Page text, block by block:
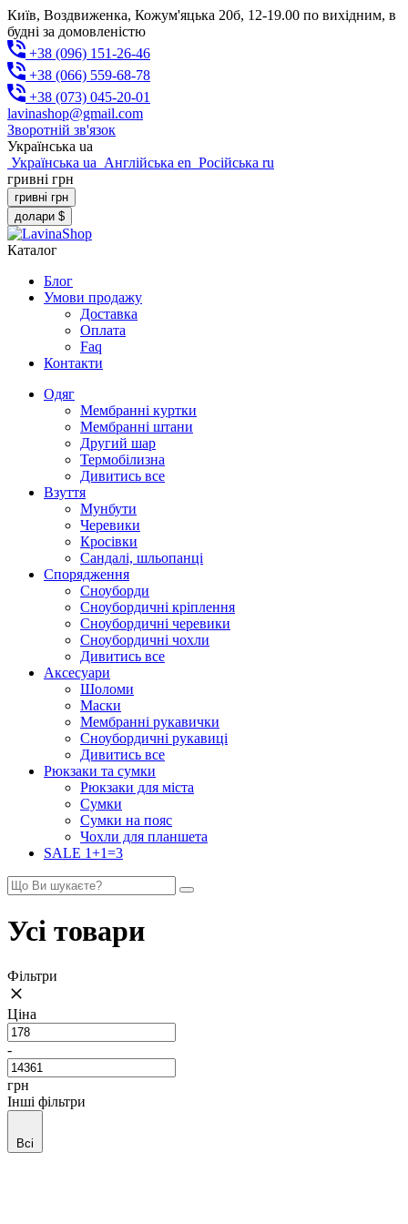
Київ, Воздвиженка, Кожум'яцька 20б, 12-19.00 по вихідним, в
будні за домовленістю
+38 (096) 151-26-46
+38 (066) 559-68-78
+38 (073) 045-20-01
lavinashop@gmail.com
Зворотній зв'язок
Українська ua
Українська ua Англійська en Російська ru
гривні грн
гривні грн
долари $
Каталог
Блог
Умови продажу
Доставка
Оплата
Faq
Контакти
Одяг
Мембранні куртки
Мембранні штани
Другий шар
Термобілизна
Дивитись все
Взуття
Мунбути
Черевики
Кросівки
Сандалі, шльопанці
Спорядження
Сноуборди
Сноубордичні кріплення
Сноубордичні черевики
Сноубордичні чохли
Дивитись все
Аксесуари
Шоломи
Маски
Мембранні рукавички
Сноубордичні рукавиці
Дивитись все
Рюкзаки та сумки
Рюкзаки для міста
Сумки
Сумки на пояс
Чохли для планшета
SALE 1+1=3
Усі товари
Фільтри
Ціна
-
грн
Інші фільтри
Всі